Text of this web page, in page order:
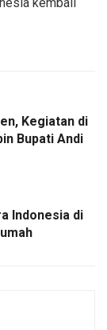
Kegiatan di
Bupati Andi
Indonesia di